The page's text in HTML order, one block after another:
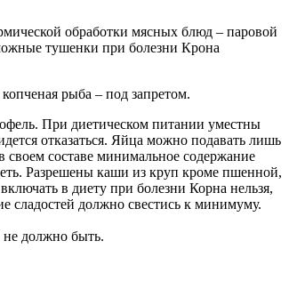
обработки мясных блюд – паровой
тушенки при болезни Крона
рыба – под запретом.
При диетическом питании уместны
отказаться. Яйца можно подавать лишь
составе минимальное содержание
Разрешены каши из круп кроме пшенной,
в диету при болезни Корна нельзя,
сладостей должно свестись к минимуму.
не должно быть.